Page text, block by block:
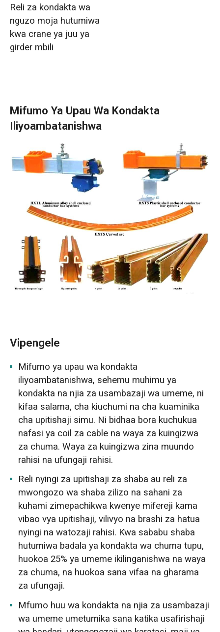
Reli za kondakta wa
nguzo moja hutumiwa
kwa crane ya juu ya
girder mbili
Mifumo Ya Upau Wa Kondakta
Iliyoambatanishwa
Vipengele
Mifumo ya upau wa kondakta
iliyoambatanishwa, sehemu muhimu ya
kondakta na njia za usambazaji wa umeme, ni
kifaa salama, cha kiuchumi na cha kuaminika
cha upitishaji simu. Ni bidhaa bora kuchukua
nafasi ya coil za cable na waya za kuingizwa
za chuma. Waya za kuingizwa zina muundo
rahisi na ufungaji rahisi.
Reli nyingi za upitishaji za shaba au reli za
mwongozo wa shaba zilizo na sahani za
kuhami zimepachikwa kwenye mifereji kama
vibao vya upitishaji, vilivyo na brashi za hatua
nyingi na watozaji rahisi. Kwa sababu shaba
hutumiwa badala ya kondakta wa chuma tupu,
huokoa 25% ya umeme ikilinganishwa na waya
za chuma, na huokoa sana vifaa na gharama
za ufungaji.
Mfumo huu wa kondakta na njia za usambazaji
wa umeme umetumika sana katika usafirishaji